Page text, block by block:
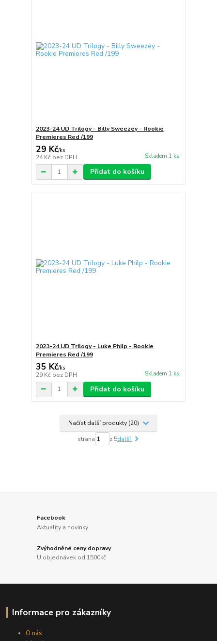
2023-24 UD Trilogy - Billy Sweezey - Rookie
Premieres Red /199
29 Kč/ks
24 Kč bez DPH Skladem 1 ks
Přidat do košíku
2023-24 UD Trilogy - Luke Philp - Rookie
Premieres Red /199
35 Kč/ks
29 Kč bez DPH Skladem 1 ks
Přidat do košíku
Načíst další produkty (20)
strana z 5další
Facebook
Aktuality a novinky
Zvýhodněné ceny dopravy
U objednávek od 1500kč
Informace pro zákazníky
O nás